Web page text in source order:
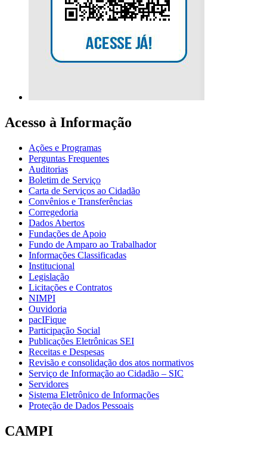
Acesso à Informação
Ações e Programas
Perguntas Frequentes
Auditorias
Boletim de Serviço
Carta de Serviços ao Cidadão
Convênios e Transferências
Corregedoria
Dados Abertos
Fundações de Apoio
Fundo de Amparo ao Trabalhador
Informações Classificadas
Institucional
Legislação
Licitações e Contratos
NIMPI
Ouvidoria
pacIFique
Participação Social
Publicações Eletrônicas SEI
Receitas e Despesas
Revisão e consolidação dos atos normativos
Serviço de Informação ao Cidadão – SIC
Servidores
Sistema Eletrônico de Informações
Proteção de Dados Pessoais
CAMPI